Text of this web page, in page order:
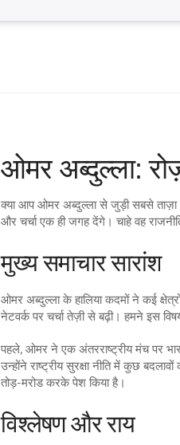
ओमर अब्दुल्ला:
क्या आप ओमर अब्दुल्ला से जुड़ी सबसे ताज़ा
और चर्चा एक ही जगह देंगे। चाहे वह
मुख्य समाचार सारांश
ओमर अब्दुल्ला के हालिया कदमों ने कई
नेटवर्क पर चर्चा तेज़ी से बढ़ी। हमने इस
पहले, ओमर ने एक अंतरराष्ट्रीय मंच पर
उन्होंने राष्ट्रीय सुरक्षा नीति में कुछ
तोड़‑मरोड करके पेश किया है।
विश्लेषण और राय